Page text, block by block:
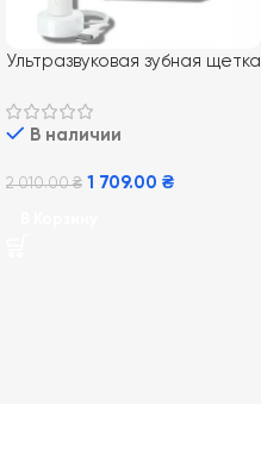
Ультразвуковая зубная щетка
Daily Clean HX3651/13
В наличии
2 010.00₴ 1 709.00 ₴